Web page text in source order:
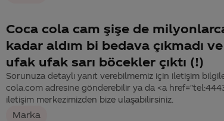
Coca cola cam şişe de
kadar aldım bi bedava çıkmadı
ufak ufak sarı böcekler çıktı (!)
Sorunuza detaylı yanıt verebilmemiz için iletişim
cola.com adresine gönderebilir ya da <a
iletişim merkezimizden bize ulaşabilirsiniz.
Marka